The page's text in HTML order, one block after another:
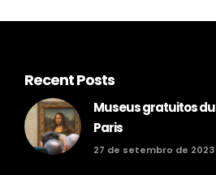
Recent Posts
Museus gratuitos
Paris
27 de setembro de 2023